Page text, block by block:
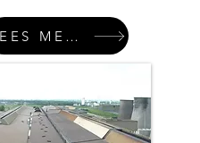
LEES MEER